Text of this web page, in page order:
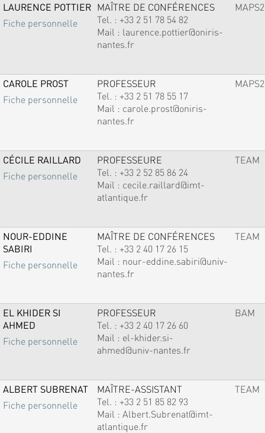
LAURENCE POTTIER
Fiche personnelle
MAÎTRE DE CONFÉRENCES
Tel. : +33 2 51 78 54 82
Mail : laurence.pottier@oniris-
nantes.fr
MAPS2
CAROLE PROST
Fiche personnelle
PROFESSEUR
Tel. : +33 2 51 78 55 17
Mail : carole.prost@oniris-
nantes.fr
MAPS2
CÉCILE RAILLARD
Fiche personnelle
PROFESSEURE
Tel. : +33 2 52 85 86 24
Mail : cecile.raillard@imt-
atlantique.fr
TEAM
NOUR-EDDINE
SABIRI
Fiche personnelle
MAÎTRE DE CONFÉRENCES
Tel. : +33 2 40 17 26 15
Mail : nour-eddine.sabiri@univ-
nantes.fr
TEAM
EL KHIDER SI
AHMED
Fiche personnelle
PROFESSEUR
Tel. : +33 2 40 17 26 60
Mail : el-khider.si-
ahmed@univ-nantes.fr
BAM
ALBERT SUBRENAT
Fiche personnelle
MAÎTRE-ASSISTANT
Tel. : +33 2 51 85 82 93
Mail : Albert.Subrenat@imt-
atlantique.fr
TEAM